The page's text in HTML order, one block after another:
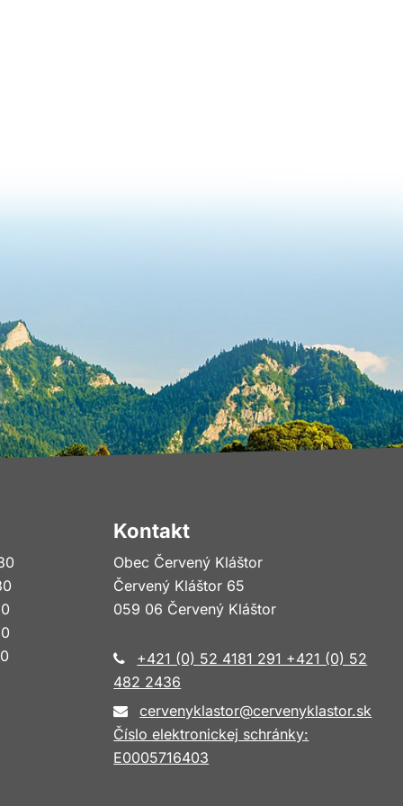
Kontakt
Obec Červený Kláštor
Červený Kláštor 65
059 06 Červený Kláštor
+421 (0) 52 4181 291 +421 (0) 52
482 2436
cervenyklastor@cervenyklastor.sk
Číslo elektronickej schránky:
E0005716403